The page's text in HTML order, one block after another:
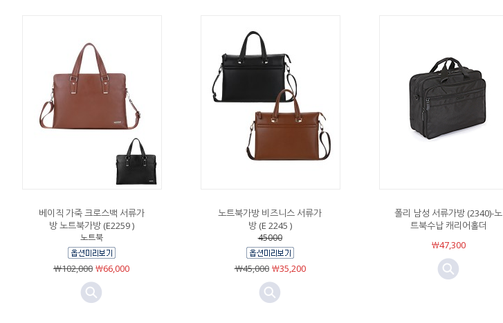
베이직 가죽 크로스백 서류가
방 노트북가방 (E2259 )
노트북
￦102,000 ￦66,000
노트북가방 비즈니스 서류가
방 (E 2245 )
45000
￦45,000￦35,200
폴리 남성 서류가방 (2340)-노
트북수납 캐리어홀더
￦47,300